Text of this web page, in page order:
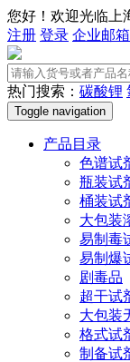
您好！欢迎光临上
注册 登录 企业邮箱
热门搜索： 碳酸锂
Toggle navigation
产品目录
色谱试
瓶装试
桶装试
大包装
易制毒
易制爆
剧毒品
超干试
大包装
格式试
制备试